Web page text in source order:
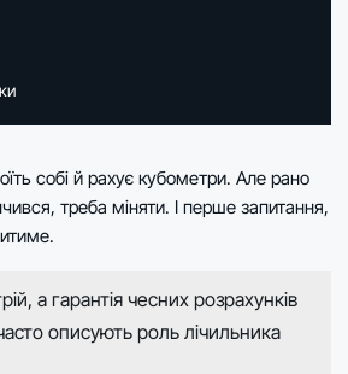
собі й рахує кубометри. Але рано
треба міняти. І перше запитання,
а гарантія чесних розрахунків
описують роль лічильника